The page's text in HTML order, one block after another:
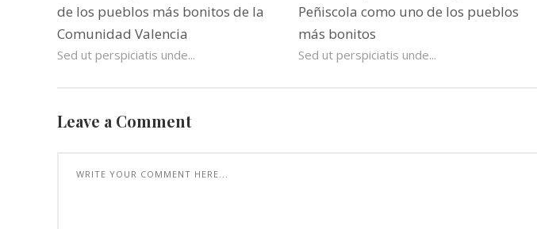
de los pueblos más bonitos de la
Comunidad Valencia
Sed ut perspiciatis unde...
Peñiscola como uno de los pueblos
más bonitos
Sed ut perspiciatis unde...
Leave a Comment